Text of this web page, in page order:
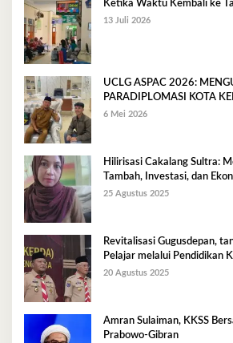
Ketika Waktu Kembali ke
13 Juli 2026
UCLG ASPAC 2026:
PARADIPLOMASI KOTA
6 Mei 2026
Hilirisasi Cakalang Sultra:
Tambah, Investasi, dan
Berkelanjutan
25 Agustus 2025
Revitalisasi Gugusdepan,
Pelajar melalui Pendidikan
20 Agustus 2025
Amran Sulaiman, KKSS
Prabowo-Gibran